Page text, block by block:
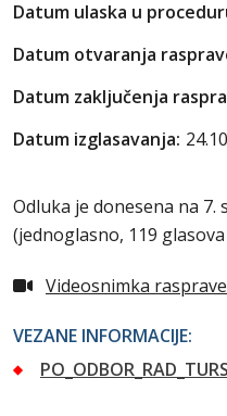
Datum ulaska u
Datum otvaranja
Datum zaključenja
Datum izglasavanja:
Odluka je donesena na 7.
(jednoglasno, 119 glasova
Videosnimka rasprave
VEZANE INFORMACIJE: